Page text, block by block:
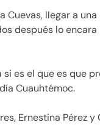
Cuevas, llegar a
después lo
es el que es que
Cuauhtémoc.
Ernestina Pérez